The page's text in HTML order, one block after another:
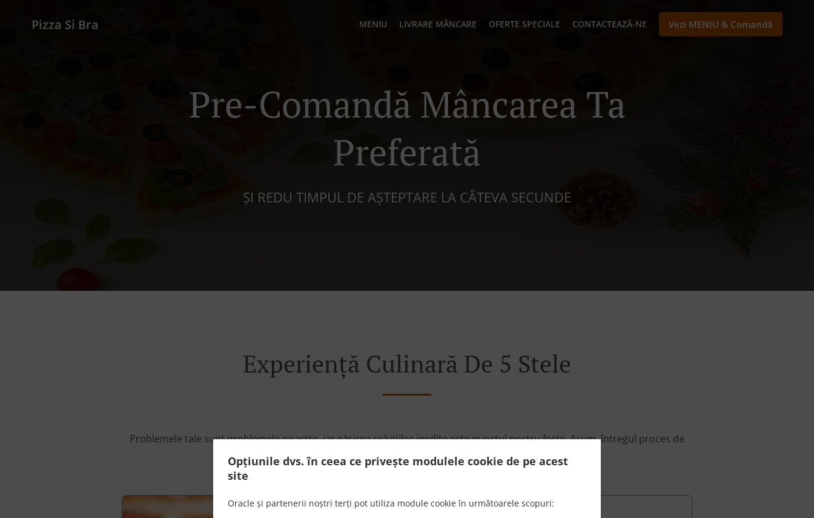
Opțiunile dvs. în ceea ce privește modulele cookie de pe acest
site
Oracle și partenerii noștri terți pot utiliza module cookie în următoarele scopuri:
Pizza Si Bra MENIU LIVRARE MÂNCARE OFERTE SPECIALE CONTACTEAZĂ-NE Vezi MENIU & Comandă
Pre-Comandă Mâncarea Ta
Preferată
ȘI REDU TIMPUL DE AȘTEPTARE LA CÂTEVA SECUNDE
Experiență Culinară De 5 Stele
Problemele tale sunt problemele noastre, iar găsirea soluțiilor inedite este punctul nostru forte. Acum, întregul proces de